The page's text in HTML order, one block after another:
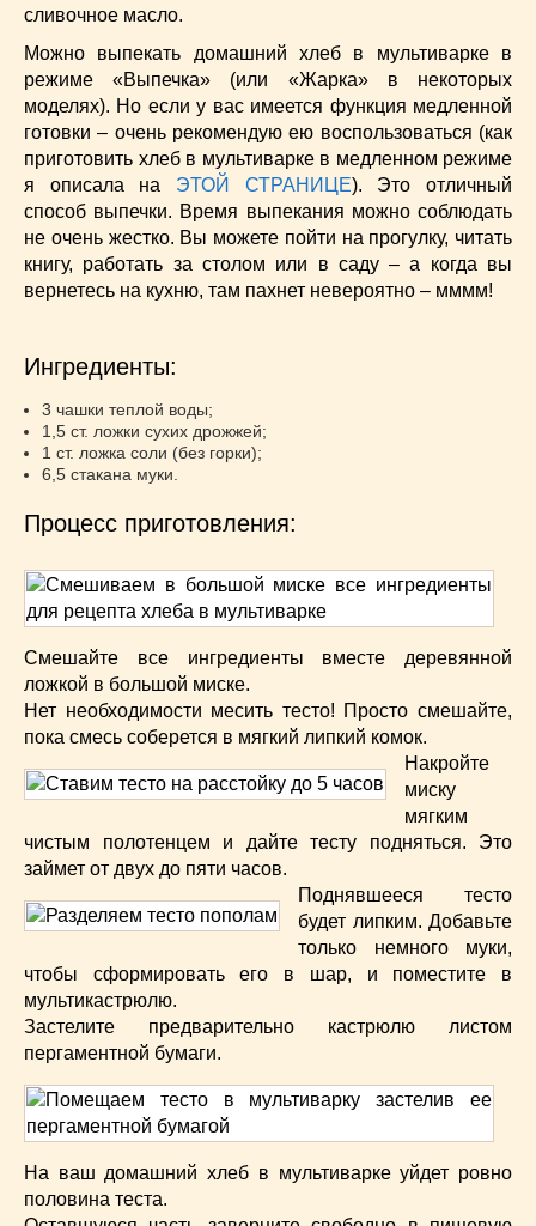
сливочное масло.
Можно выпекать домашний хлеб в мультиварке в
режиме «Выпечка» (или «Жарка» в некоторых
моделях). Но если у вас имеется функция медленной
готовки – очень рекомендую ею воспользоваться (как
приготовить хлеб в мультиварке в медленном режиме
я описала на ЭТОЙ СТРАНИЦЕ). Это отличный
способ выпечки. Время выпекания можно соблюдать
не очень жестко. Вы можете пойти на прогулку, читать
книгу, работать за столом или в саду – а когда вы
вернетесь на кухню, там пахнет невероятно – мммм!
Ингредиенты:
3 чашки теплой воды;
1,5 ст. ложки сухих дрожжей;
1 ст. ложка соли (без горки);
6,5 стакана муки.
Процесс приготовления:
Смешайте все ингредиенты вместе деревянной
ложкой в большой миске.
Нет необходимости месить тесто! Просто смешайте,
пока смесь соберется в мягкий липкий комок.
Накройте
миску
мягким
чистым полотенцем и дайте тесту подняться. Это
займет от двух до пяти часов.
Поднявшееся тесто
будет липким. Добавьте
только немного муки,
чтобы сформировать его в шар, и поместите в
мультикастрюлю.
Застелите предварительно кастрюлю листом
пергаментной бумаги.
На ваш домашний хлеб в мультиварке уйдет ровно
половина теста.